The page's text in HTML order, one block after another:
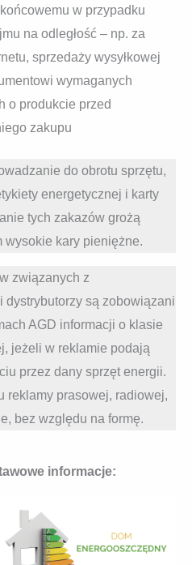
w przypadku
na odległość – np. za
sprzedaży wysyłkowej
wymaganych
o produkcie przed
zakupu
do obrotu sprzętu,
energetycznej i karty
tych zakazów grożą
wysokie kary pieniężne.
związanych z
dystrybutorzy są zobowiązani
AGD informacji o klasie
jeżeli w reklamie podają
przez dany sprzęt energii.
reklamy prasowej, radiowej,
bez względu na formę.
informacje: